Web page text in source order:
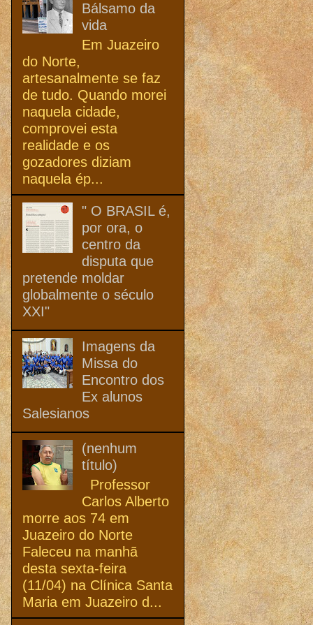
Bálsamo da
vida
Em Juazeiro
do Norte,
artesanalmente se faz
de tudo. Quando morei
naquela cidade,
comprovei esta
realidade e os
gozadores diziam
naquela ép...
" O BRASIL é,
por ora, o
centro da
disputa que
pretende moldar
globalmente o século
XXI"
Imagens da
Missa do
Encontro dos
Ex alunos
Salesianos
(nenhum
título)
Professor
Carlos Alberto
morre aos 74 em
Juazeiro do Norte
Faleceu na manhã
desta sexta-feira
(11/04) na Clínica Santa
Maria em Juazeiro d...